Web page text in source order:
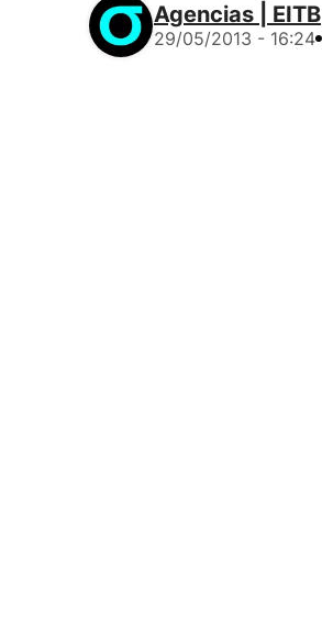
Agencias | EITB
29/05/2013 - 16:24